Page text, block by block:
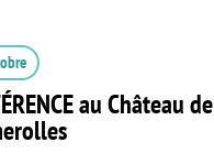
au Château de